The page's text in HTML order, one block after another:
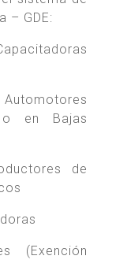
– GDE:
o en Bajas
de
(Exención